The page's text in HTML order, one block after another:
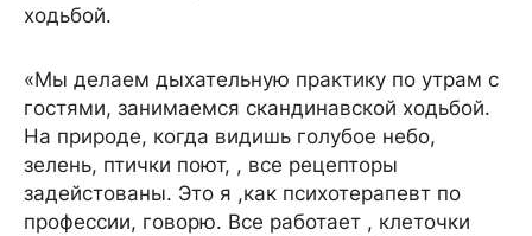
ходьбой.
«Мы делаем дыхательную практику по утрам с
гостями, занимаемся скандинавской ходьбой.
На природе, когда видишь голубое небо,
зелень, птички поют, , все рецепторы
задейстованы. Это я ,как психотерапевт по
профессии, говорю. Все работает , клеточки